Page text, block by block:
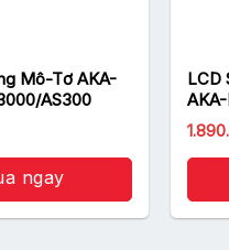
Mô-Tơ AKA-
AS300
ngay
LCD
AKA-